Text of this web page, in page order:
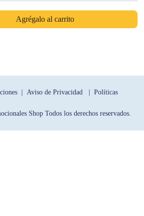
Agrégalo al carrito
| Aviso de Privacidad | Políticas
Shop Todos los derechos reservados.